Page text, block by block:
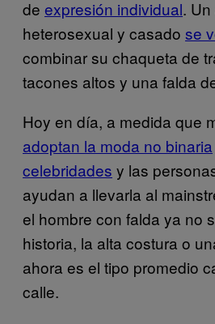
de expresión individual.
heterosexual y casado se
combinar su chaqueta de
tacones altos y una falda
Hoy en día, a medida que
adoptan la moda no binaria
celebridades y las
ayudan a llevarla al
el hombre con falda ya no
historia, la alta costura o
ahora es el tipo promedio
calle.